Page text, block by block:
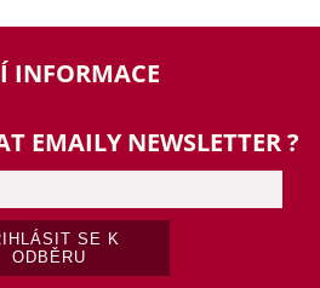
INFORMACE
EMAILY NEWSLETTER ?